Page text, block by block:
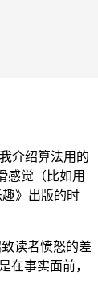
介绍算法用的
感觉（比如用
》出版的时
读者愤怒的差
在事实面前，